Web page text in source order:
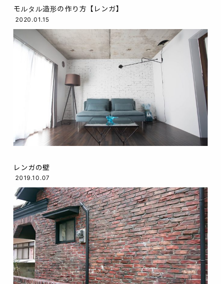
モルタル造形の作り方【レンガ】
2020.01.15
レンガの壁
2019.10.07